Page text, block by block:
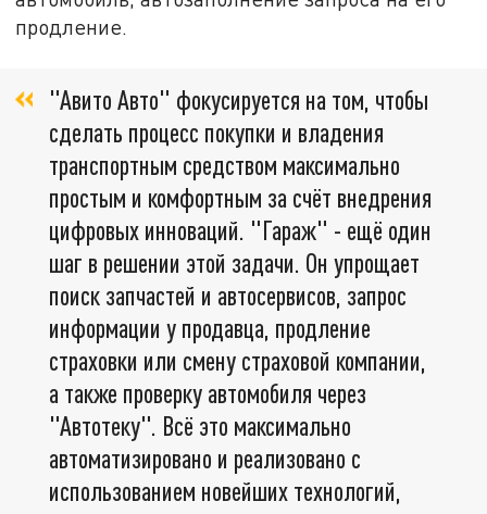
продление.
"Авито Авто" фокусируется на том, чтобы
сделать процесс покупки и владения
транспортным средством максимально
простым и комфортным за счёт внедрения
цифровых инноваций. "Гараж" - ещё один
шаг в решении этой задачи. Он упрощает
поиск запчастей и автосервисов, запрос
информации у продавца, продление
страховки или смену страховой компании,
а также проверку автомобиля через
"Автотеку". Всё это максимально
автоматизировано и реализовано с
использованием новейших технологий,